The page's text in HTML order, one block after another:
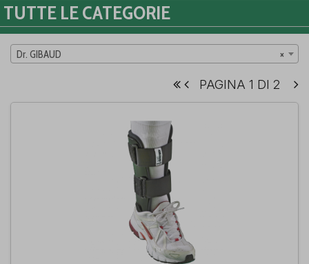
TUTTE LE CATEGORIE
×
Dr. GIBAUD
PAGINA 1 DI 2